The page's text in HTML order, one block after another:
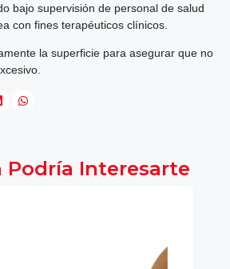
bajo supervisión de personal de salud
con fines terapéuticos clínicos.
la superficie para asegurar que no
Podría Interesarte